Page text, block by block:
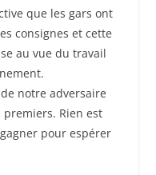
que les gars ont
consignes et cette
au vue du travail
notre adversaire
Rien est
pour espérer